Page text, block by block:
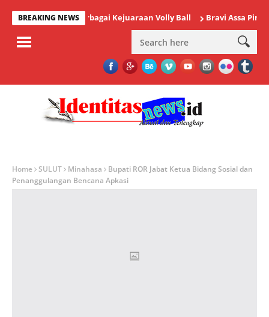
BREAKING NEWS
Menggelar Berbagai Kejuaraan Volly Ball Bravi Assa Pimpin
Home SULUT Minahasa
Bupati ROR Jabat Ketua Bidang Sosial dan
Penanggulangan Bencana Apkasi